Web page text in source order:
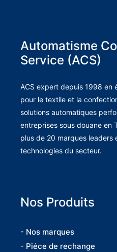
Automatisme
Service (ACS)
ACS expert depuis 1998 en
pour le textile et la
solutions automatiques
entreprises sous douane en
plus de 20 marques leaders
technologies du secteur.
Nos Produits
- Nos marques
- Piéce de rechange